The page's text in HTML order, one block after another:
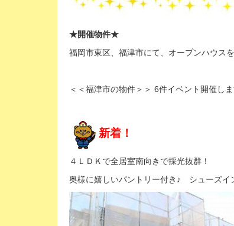
★開催物件★
福岡市東区、福津市にて、オープンハウス
＜＜福津市の物件＞＞ 6件イベント開催し
新着！
４ＬＤＫで全居室南向きで採光抜群！
奥様に嬉しいパントリー付き♪ シューズイ